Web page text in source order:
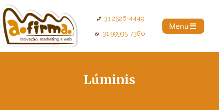
31 2526-4449
31 99935-7380
Menu
Lúminis